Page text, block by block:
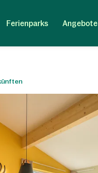
Ferienparks Angebote